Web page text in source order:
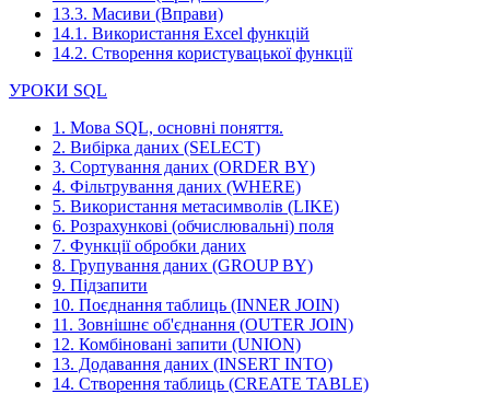
13.3. Масиви (Вправи)
14.1. Використання Excel функцій
14.2. Створення користувацької функції
УРОКИ SQL
1. Мова SQL, основні поняття.
2. Вибірка даних (SELECT)
3. Сортування даних (ORDER BY)
4. Фільтрування даних (WHERE)
5. Використання метасимволів (LIKE)
6. Розрахункові (обчислювальні) поля
7. Функції обробки даних
8. Групування даних (GROUP BY)
9. Підзапити
10. Поєднання таблиць (INNER JOIN)
11. Зовнішнє об'єднання (OUTER JOIN)
12. Комбіновані запити (UNION)
13. Додавання даних (INSERT INTO)
14. Створення таблиць (CREATE TABLE)